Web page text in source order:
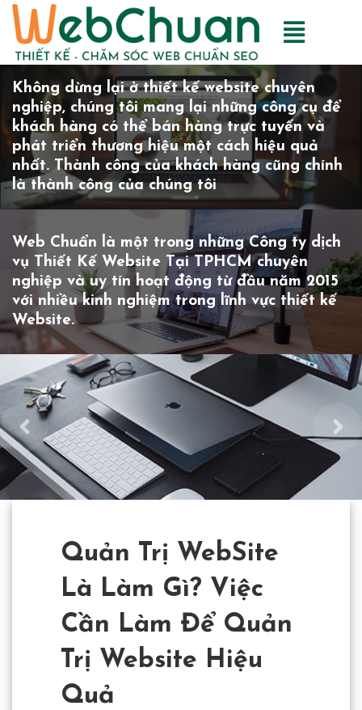
Không dừng lại ở thiết kế website chuyên
nghiệp, chúng tôi mang lại những công cụ để
khách hàng có thể bán hàng trực tuyến và
phát triển thương hiệu một cách hiệu quả
nhất. Thành công của khách hàng cũng chính
là thành công của chúng tôi
Web Chuẩn là một trong những Công ty dịch
vụ Thiết Kế Website Tại TPHCM chuyên
nghiệp và uy tín hoạt động từ đầu năm 2015
với nhiều kinh nghiệm trong lĩnh vực thiết kế
Website.
Quản Trị WebSite
Là Làm Gì? Việc
Cần Làm Để Quản
Trị Website Hiệu
Quả